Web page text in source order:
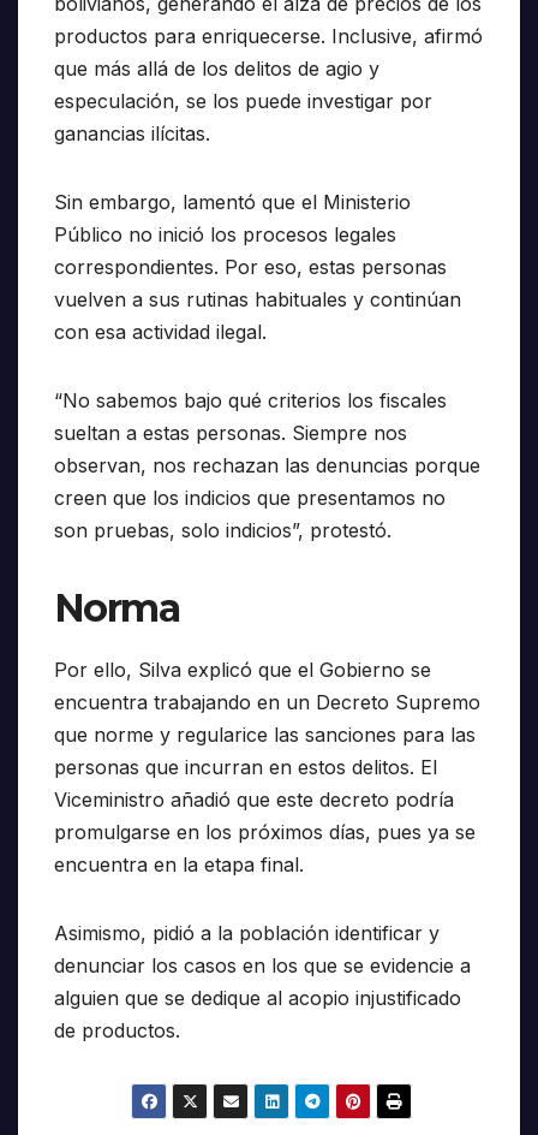
productos para enriquecerse. Inclusive, afirmó
que más allá de los delitos de agio y
especulación, se los puede investigar por
ganancias ilícitas.
Sin embargo, lamentó que el Ministerio
Público no inició los procesos legales
correspondientes. Por eso, estas personas
vuelven a sus rutinas habituales y continúan
con esa actividad ilegal.
“No sabemos bajo qué criterios los fiscales
sueltan a estas personas. Siempre nos
observan, nos rechazan las denuncias porque
creen que los indicios que presentamos no
son pruebas, solo indicios”, protestó.
Norma
Por ello, Silva explicó que el Gobierno se
encuentra trabajando en un Decreto Supremo
que norme y regularice las sanciones para las
personas que incurran en estos delitos. El
Viceministro añadió que este decreto podría
promulgarse en los próximos días, pues ya se
encuentra en la etapa final.
Asimismo, pidió a la población identificar y
denunciar los casos en los que se evidencie a
alguien que se dedique al acopio injustificado
de productos.